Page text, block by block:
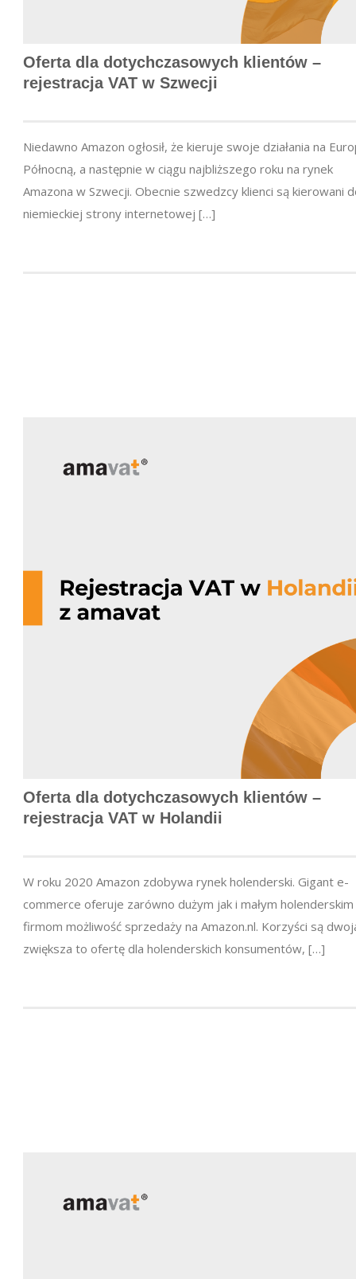
Oferta dla dotychczasowych klientów –
rejestracja VAT w Szwecji
Niedawno Amazon ogłosił, że kieruje swoje działania na
Północną, a następnie w ciągu najbliższego roku na rynek
Amazona w Szwecji. Obecnie szwedzcy klienci są kierowani
niemieckiej strony internetowej […]
Oferta dla dotychczasowych klientów –
rejestracja VAT w Holandii
W roku 2020 Amazon zdobywa rynek holenderski. Gigant e-
commerce oferuje zarówno dużym jak i małym holenderskim
firmom możliwość sprzedaży na Amazon.nl. Korzyści są
zwiększa to ofertę dla holenderskich konsumentów, […]